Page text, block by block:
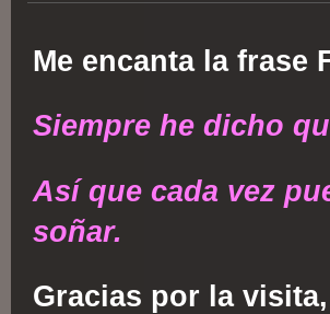
Me encanta la frase
Siempre he dicho
Así que cada vez
soñar.
Gracias por la